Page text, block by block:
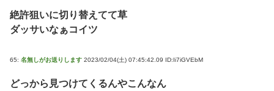
絶許狙いに切り替えてて草
ダッサいなぁコイツ
65: 名無しがお送りします 2023/02/04(土) 07:45:42.09 ID:Ii7iGVEbM
どっから見つけてくるんやこんなん